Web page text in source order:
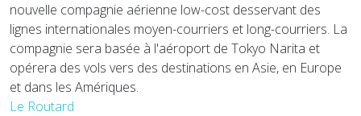
nouvelle compagnie aérienne low-cost desservant des
lignes internationales moyen-courriers et long-courriers. La
compagnie sera basée à l'aéroport de Tokyo Narita et
opérera des vols vers des destinations en Asie, en Europe
et dans les Amériques.
Le Routard